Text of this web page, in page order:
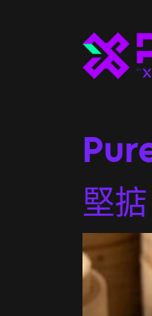
堅掂